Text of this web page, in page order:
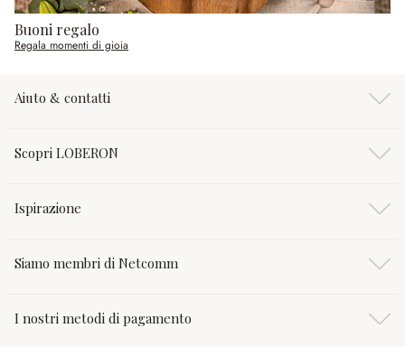
Buoni regalo
Regala momenti di gioia
Aiuto & contatti
Scopri LOBERON
Ispirazione
Siamo membri di Netcomm
I nostri metodi di pagamento